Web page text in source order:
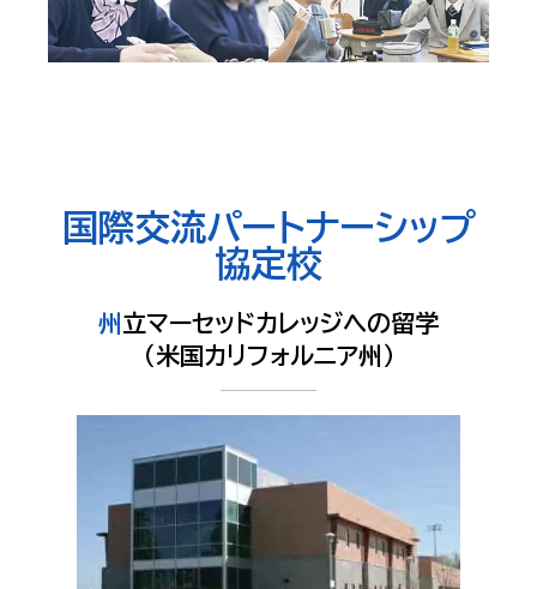
国際交流パートナーシップ
協定校
州立マーセッドカレッジへの留学
（米国カリフォルニア州）